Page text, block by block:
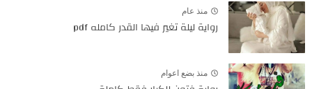
منذ عام
رواية ليلة تغير فيها القدر كامله pdf
منذ بضع اعوام